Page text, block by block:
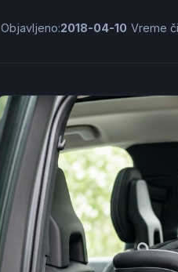
Objavljeno:2018-04-10 Vreme